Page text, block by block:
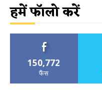
हमें फॉलो करें
150,772
फैंस